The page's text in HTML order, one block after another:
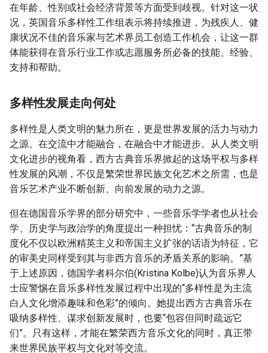
在年龄、性别或社会经济背景等方面受到歧视。针对这一状
况，英国音乐多样性工作组表示将持续推进，为残疾人、健
康状况不佳的音乐家与艺术界员工创造工作机会，让这一群
体能获得在音乐行业工作或志愿服务所必备的技能、经验、
支持和帮助。
多样性发展走向何处
多样性是人类文明的魅力所在，更是世界发展的活力与动力
之源。在交流中才能融合，在融合中才能进步。从人类文明
文化进步的视角看，西方古典音乐界掀起的这场平权与多样
性发展的风潮，不仅是繁荣世界民族文化艺术之所需，也是
音乐艺术产业不断创新、向前发展的动力之源。
但在德国音乐学界的部分研究中，一些音乐学学者也从社会
学、历史学与政治学的角度提出一种担忧：“古典音乐的制
度化不仅以欧洲精英主义和帝国主义扩张的话语为特征，它
的审美史同样受到其与非西方音乐的矛盾关系的影响。”基
于上述原因，德国学者科尔伯(Kristina Kolbe)认为音乐界人
士应警惕在音乐多样性发展过程中出现的“多样性是为主流
白人文化增添趣味和色彩”的倾向。她提出西方古典音乐在
吸纳多样性、谋求创新发展时，也要“包容但同时疏远它
们”。只有这样，才能在繁荣西方音乐文化的同时，真正带
来世界民族平权与文化对等交流。